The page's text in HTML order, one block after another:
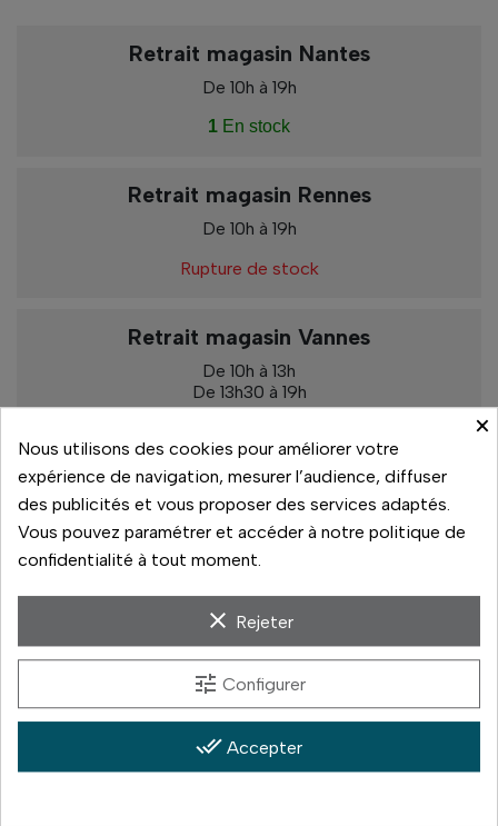
Retrait magasin Nantes
De 10h à 19h
1 En stock
Retrait magasin Rennes
De 10h à 19h
Rupture de stock
Retrait magasin Vannes
De 10h à 13h
De 13h30 à 19h
Paiement sécurisé
Paiement 3x sans frais
×
Nous utilisons des cookies pour améliorer votre
expérience de navigation, mesurer l’audience, diffuser
des publicités et vous proposer des services adaptés.
Vous pouvez paramétrer et accéder à notre politique de
confidentialité à tout moment.
clear Rejeter
tune Configurer
done_all Accepter